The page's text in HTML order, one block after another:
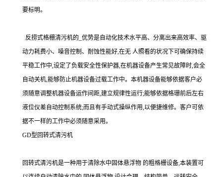
要标明。
反捞式格栅清污机的_优势是自动化技术水平高、分离出来高效率、驱
动力耗费小、噪音控制、耐蚀性能好,在无 人照看的状况下可确保持续
平稳工作中,设定了负载安全性保护器,在机器设备产生常见故障时,会全
自动关机,能够防止机器设备过载工作中。本机器设备能够依据客户必
须随意调整机器设备运作间距,建立规律性运行;能够依据格珊前后左右
液位仪差自动控制系统;而且有手动式操纵作用,以便捷维修。客户可依
据不一样的工作中必须随意采用。
GD型回转式清污机
回转式清污机是一种用于清除水中固体悬浮物 的粗格栅设备,本装置可